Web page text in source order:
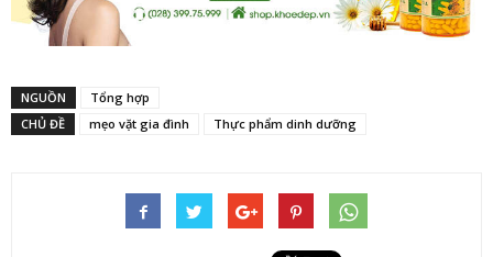
NGUỒN
Tổng hợp
CHỦ ĐỀ
mẹo vặt gia đình Thực phẩm dinh dưỡng